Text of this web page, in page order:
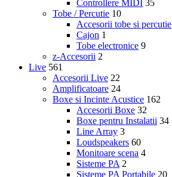
Controllere MIDI 35
Tobe / Percutie 10
Accesorii tobe si percutie
Cajon 1
Tobe electronice 9
z-Accesorii 2
Live 561
Accesorii Live 22
Amplificatoare 24
Boxe si Incinte Acustice 162
Accesorii Boxe 32
Boxe pentru Instalatii 34
Line Array 3
Loudspeakers 60
Monitoare scena 4
Sisteme PA 2
Sisteme PA Portabile 20